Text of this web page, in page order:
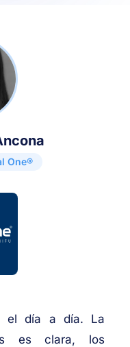
One®
el día a día. La
es clara, los